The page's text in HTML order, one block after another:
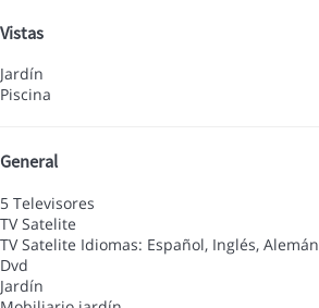
Vistas
Jardín
Piscina
General
5 Televisores
TV Satelite
TV Satelite Idiomas: Español, Inglés, Alemán
Dvd
Jardín